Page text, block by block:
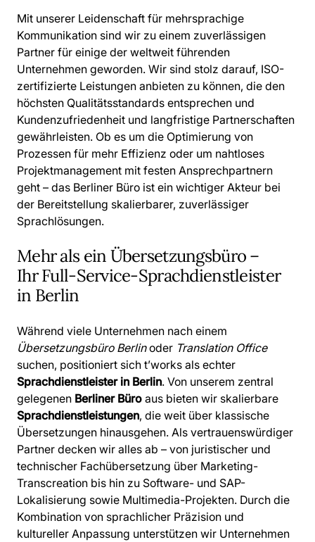
Mit unserer Leidenschaft für mehrsprachige
Kommunikation sind wir zu einem zuverlässigen
Partner für einige der weltweit führenden
Unternehmen geworden. Wir sind stolz darauf, ISO-
zertifizierte Leistungen anbieten zu können, die den
höchsten Qualitätsstandards entsprechen und
Kundenzufriedenheit und langfristige Partnerschaften
gewährleisten. Ob es um die Optimierung von
Prozessen für mehr Effizienz oder um nahtloses
Projektmanagement mit festen Ansprechpartnern
geht – das Berliner Büro ist ein wichtiger Akteur bei
der Bereitstellung skalierbarer, zuverlässiger
Sprachlösungen.
Mehr als ein Übersetzungsbüro –
Ihr Full-Service-Sprachdienstleister
in Berlin
Während viele Unternehmen nach einem
Übersetzungsbüro Berlinoder Translation Office
suchen, positioniert sich t’works als echter
Sprachdienstleister in Berlin. Von unserem zentral
gelegenen Berliner Büro aus bieten wir skalierbare
Sprachdienstleistungen, die weit über klassische
Übersetzungen hinausgehen. Als vertrauenswürdiger
Partner decken wir alles ab – von juristischer und
technischer Fachübersetzung über Marketing-
Transcreation bis hin zu Software- und SAP-
Lokalisierung sowie Multimedia-Projekten. Durch die
Kombination von sprachlicher Präzision und
kultureller Anpassung unterstützen wir Unternehmen